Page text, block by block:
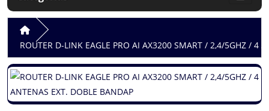
ROUTER D-LINK EAGLE PRO AI AX3200 SMART / 2,4/5GHZ / 4